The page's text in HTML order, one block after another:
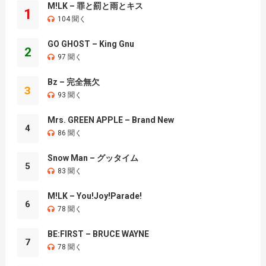
1
M!LK – 罪と罰と雨とキス
104 聞く
2
GO GHOST – King Gnu
97 聞く
3
Bz – 完全無欠
93 聞く
4
Mrs. GREEN APPLE – Brand New
86 聞く
5
Snow Man – グッタイム
83 聞く
6
M!LK – You!Joy!Parade!
78 聞く
7
BE:FIRST – BRUCE WAYNE
78 聞く